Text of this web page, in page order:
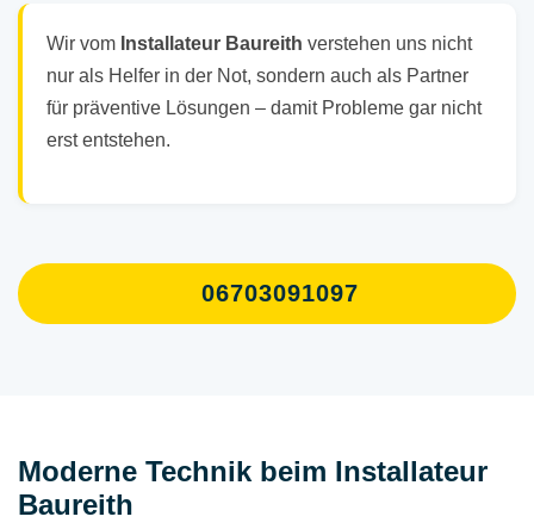
Wir vom Installateur Baureith verstehen uns nicht
nur als Helfer in der Not, sondern auch als Partner
für präventive Lösungen – damit Probleme gar nicht
erst entstehen.
06703091097
Moderne Technik beim Installateur
Baureith